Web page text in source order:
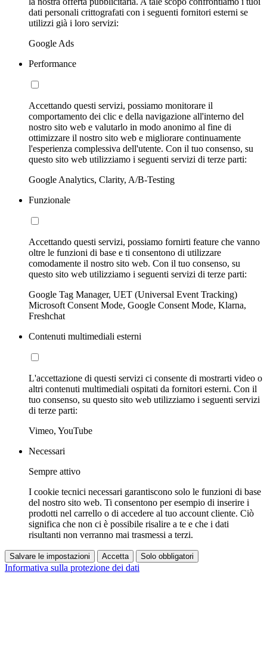
dati personali crittografati con i seguenti fornitori esterni se
utilizzi già i loro servizi:
Google Ads
Performance
Accettando questi servizi, possiamo monitorare il
comportamento dei clic e della navigazione all'interno del
nostro sito web e valutarlo in modo anonimo al fine di
ottimizzare il nostro sito web e migliorare continuamente
l'esperienza complessiva dell'utente. Con il tuo consenso, su
questo sito web utilizziamo i seguenti servizi di terze parti:
Google Analytics, Clarity, A/B-Testing
Funzionale
Accettando questi servizi, possiamo fornirti feature che vanno
oltre le funzioni di base e ti consentono di utilizzare
comodamente il nostro sito web. Con il tuo consenso, su
questo sito web utilizziamo i seguenti servizi di terze parti:
Google Tag Manager, UET (Universal Event Tracking)
Microsoft Consent Mode, Google Consent Mode, Klarna,
Freshchat
Contenuti multimediali esterni
L'accettazione di questi servizi ci consente di mostrarti video o
altri contenuti multimediali ospitati da fornitori esterni. Con il
tuo consenso, su questo sito web utilizziamo i seguenti servizi
di terze parti:
Vimeo, YouTube
Necessari
Sempre attivo
I cookie tecnici necessari garantiscono solo le funzioni di base
del nostro sito web. Ti consentono per esempio di inserire i
prodotti nel carrello o di accedere al tuo account cliente. Ciò
significa che non ci è possibile risalire a te e che i dati
risultanti non verranno mai trasmessi a terzi.
Salvare le impostazioni Accetta Solo obbligatori
Informativa sulla protezione dei dati